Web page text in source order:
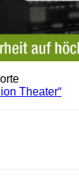
Theater“